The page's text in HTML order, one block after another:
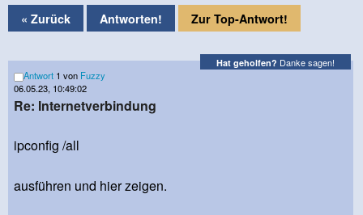
« Zurück Antworten! Zur Top-Antwort!
Hat geholfen? Danke sagen!
Antwort 1 von Fuzzy
06.05.23, 10:49:02
Re: Internetverbindung
ipconfig /all
ausführen und hier zeigen.